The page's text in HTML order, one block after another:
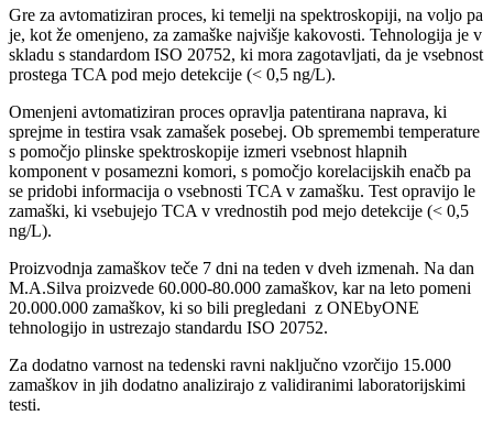
Gre za avtomatiziran proces, ki temelji na spektroskopiji, na voljo pa
je, kot že omenjeno, za zamaške najvišje kakovosti. Tehnologija je v
skladu s standardom ISO 20752, ki mora zagotavljati, da je vsebnost
prostega TCA pod mejo detekcije (< 0,5 ng/L).
Omenjeni avtomatiziran proces opravlja patentirana naprava, ki
sprejme in testira vsak zamašek posebej. Ob spremembi temperature
s pomočjo plinske spektroskopije izmeri vsebnost hlapnih
komponent v posamezni komori, s pomočjo korelacijskih enačb pa
se pridobi informacija o vsebnosti TCA v zamašku. Test opravijo le
zamaški, ki vsebujejo TCA v vrednostih pod mejo detekcije (< 0,5
ng/L).
Proizvodnja zamaškov teče 7 dni na teden v dveh izmenah. Na dan
M.A.Silva proizvede 60.000-80.000 zamaškov, kar na leto pomeni
20.000.000 zamaškov, ki so bili pregledani z ONEbyONE
tehnologijo in ustrezajo standardu ISO 20752.
Za dodatno varnost na tedenski ravni naključno vzorčijo 15.000
zamaškov in jih dodatno analizirajo z validiranimi laboratorijskimi
testi.